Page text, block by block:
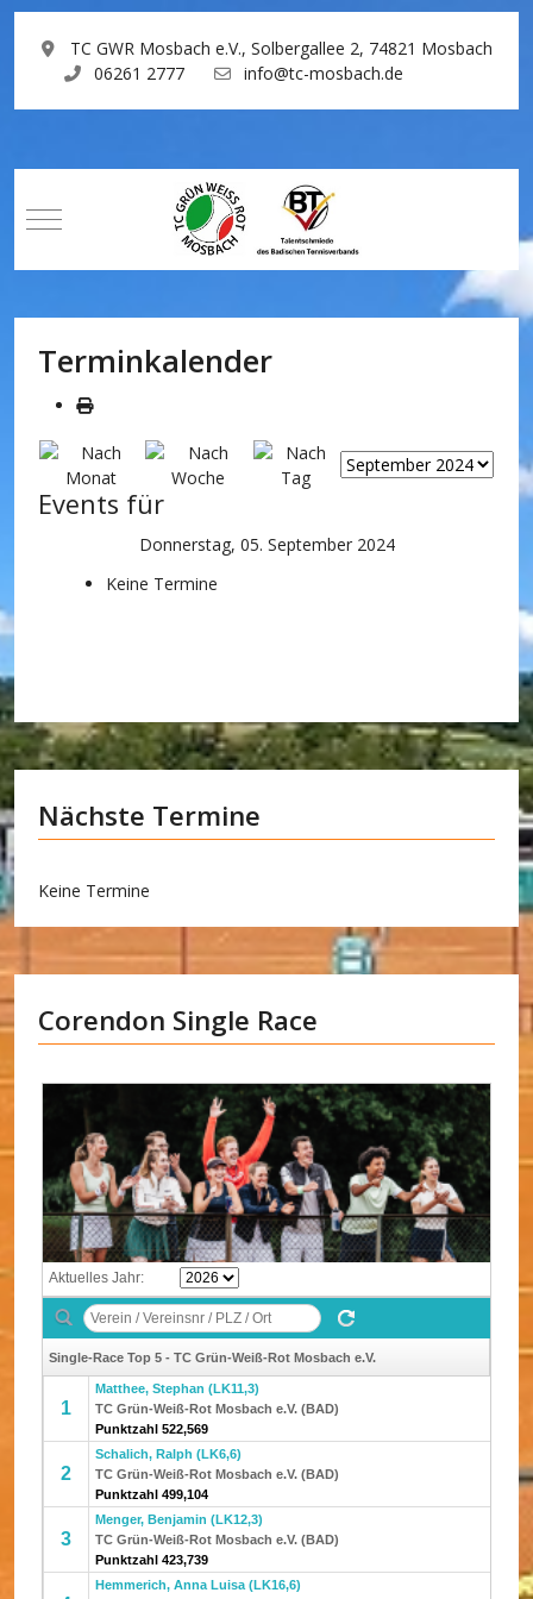
TC GWR Mosbach e.V., Solbergallee 2, 74821 Mosbach
06261 2777
info@tc-mosbach.de
Mobile Menu Toggle
Terminkalender
Events für
Donnerstag, 05. September 2024
Keine Termine
Nächste Termine
Keine Termine
Corendon Single Race